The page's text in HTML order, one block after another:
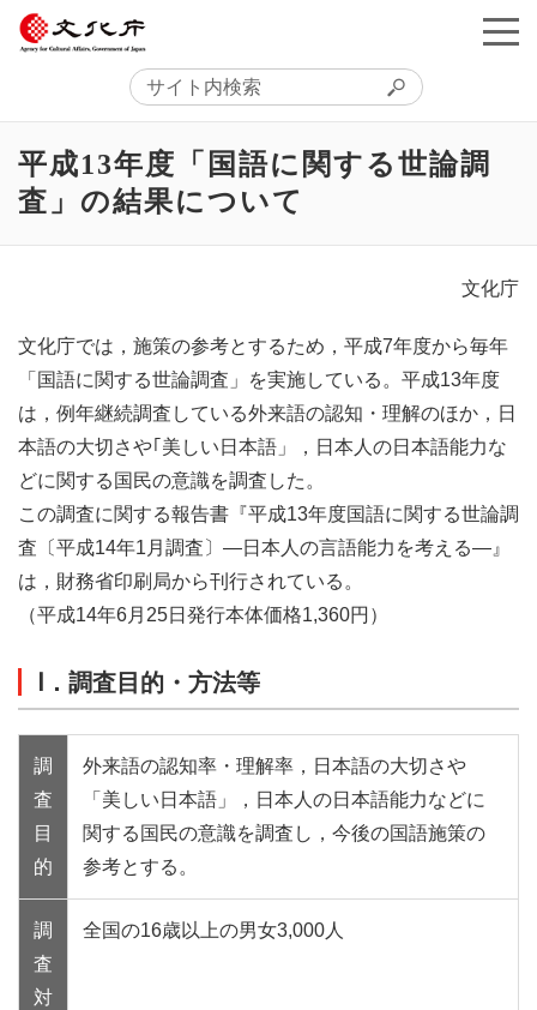
平成13年度「国語に関する世論調
査」の結果について
文化庁
文化庁では，施策の参考とするため，平成7年度から毎年
「国語に関する世論調査」を実施している。平成13年度
は，例年継続調査している外来語の認知・理解のほか，日
本語の大切さや｢美しい日本語」，日本人の日本語能力な
どに関する国民の意識を調査した。
この調査に関する報告書『平成13年度国語に関する世論調
査〔平成14年1月調査〕―日本人の言語能力を考える―』
は，財務省印刷局から刊行されている。
（平成14年6月25日発行本体価格1,360円）
Ⅰ．調査目的・方法等
調
査
目
的
外来語の認知率・理解率，日本語の大切さや
「美しい日本語」，日本人の日本語能力などに
関する国民の意識を調査し，今後の国語施策の
参考とする。
調
査
対
全国の16歳以上の男女3,000人